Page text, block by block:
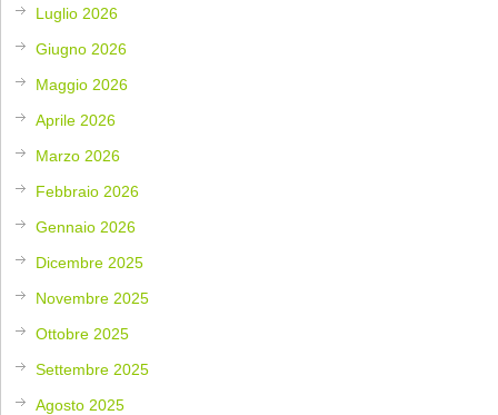
Luglio 2026
Giugno 2026
Maggio 2026
Aprile 2026
Marzo 2026
Febbraio 2026
Gennaio 2026
Dicembre 2025
Novembre 2025
Ottobre 2025
Settembre 2025
Agosto 2025